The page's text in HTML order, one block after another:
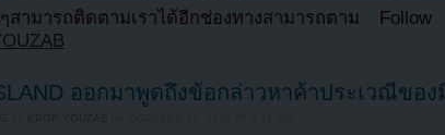
สามารถติดตามเราได้อีกช่องทางสามารถตาม Follow
ออกมาพูดถึงข้อกล่าวหาค้าประเวณีขอ
KPOP YOUZAB